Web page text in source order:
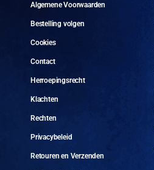
Algemene Voorwaarden
Bestelling volgen
Cookies
Contact
Herroepingsrecht
Klachten
Rechten
Privacybeleid
Retouren en Verzenden